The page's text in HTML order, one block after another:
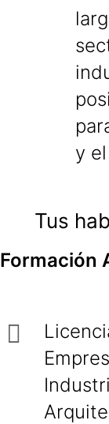
y
Tus
Formación